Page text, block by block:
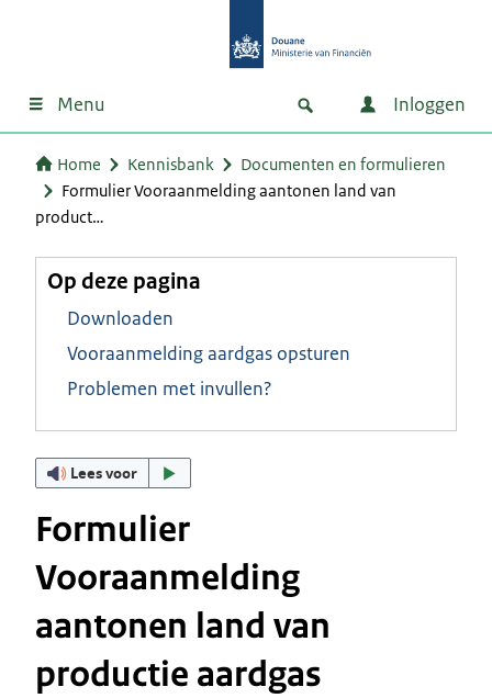
Menu Inloggen
Home Kennisbank
Documenten en formulieren
Formulier Vooraanmelding aantonen land van
product…
Op deze pagina
Downloaden
Vooraanmelding aardgas opsturen
Problemen met invullen?
Lees voor
Formulier
Vooraanmelding
aantonen land van
productie aardgas